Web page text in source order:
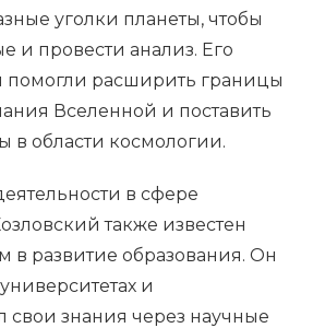
уголки планеты, чтобы
и провести анализ. Его
помогли расширить границы
Вселенной и поставить
в области космологии.
в сфере
также известен
в развитие образования. Он
и
свои знания через научные